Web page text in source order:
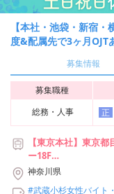
【本社・池袋・新宿
度&配属先で3ヶ月OJT
募集情報
募集職種
総務・人事
正
【東京本社】東京
ー18F
【新宿支社】東京都
神奈川県
#武蔵小杉女性バイト